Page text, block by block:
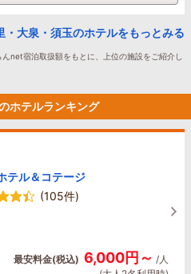
・大泉・須玉のホテルをもっとみる
net宿泊取扱額をもとに、上位の施設をご紹介し
ホテルランキング
ル＆コテージ
(105件)
最安料金(税込) 6,000円～ /人